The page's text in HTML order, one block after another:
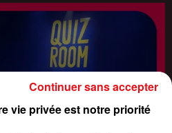
vie privée est notre priorité
Continuer sans accepter